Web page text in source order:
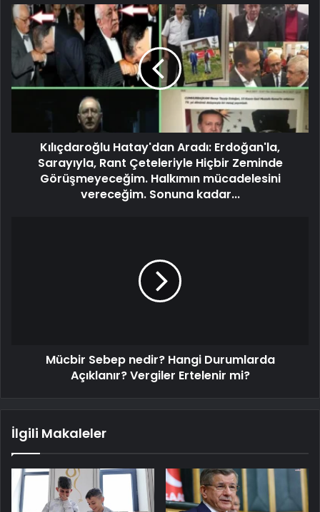
Kılıçdaroğlu Hatay'dan Aradı: Erdoğan'la,
Sarayıyla, Rant Çeteleriyle Hiçbir Zeminde
Görüşmeyeceğim. Halkımın mücadelesini
vereceğim. Sonuna kadar...
Mücbir Sebep nedir? Hangi Durumlarda
Açıklanır? Vergiler Ertelenir mi?
İlgili Makaleler